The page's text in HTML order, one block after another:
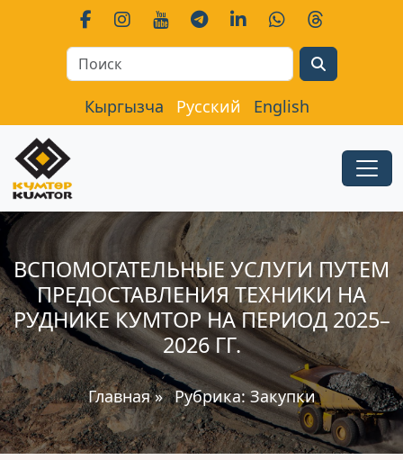
Кыргызча Русский English
ВСПОМОГАТЕЛЬНЫЕ УСЛУГИ ПУТЕМ
ПРЕДОСТАВЛЕНИЯ ТЕХНИКИ НА
РУДНИКЕ КУМТОР НА ПЕРИОД 2025–
2026 ГГ.
Главная» Рубрика:Закупки